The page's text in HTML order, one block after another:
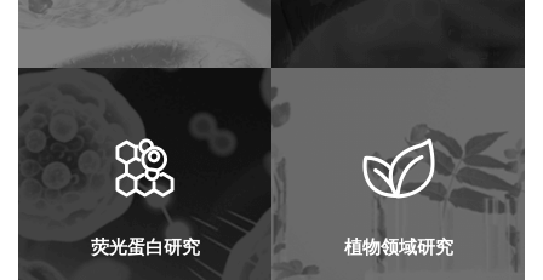
荧光蛋白研究 植物领域研究